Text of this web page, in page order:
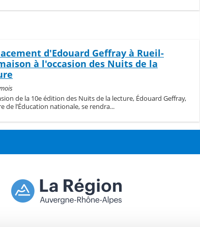
d'Edouard Geffray à Rueil-
à l'occasion des Nuits de la
de la 10e édition des Nuits de la lecture, Édouard Geffray,
de l’Éducation nationale, se rendra...